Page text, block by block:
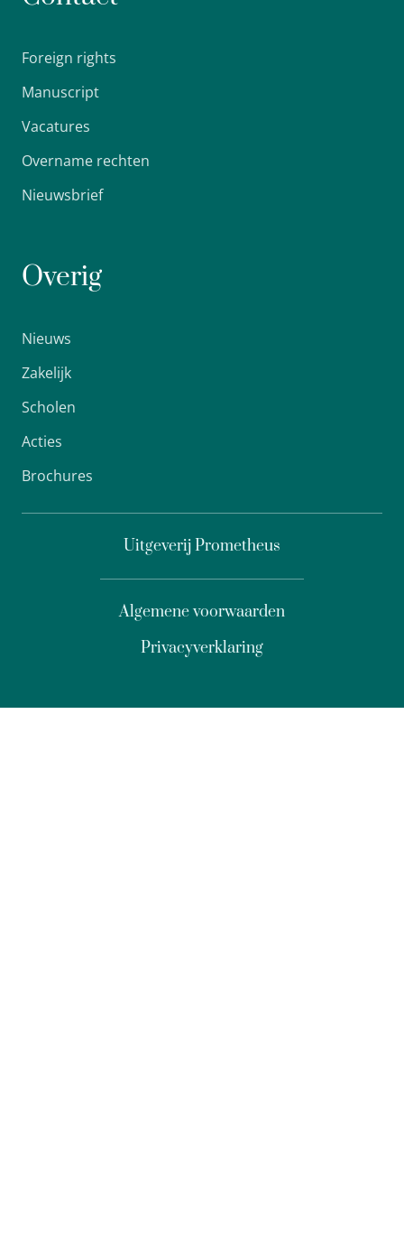
Foreign rights
Manuscript
Vacatures
Overname rechten
Nieuwsbrief
Overig
Nieuws
Zakelijk
Scholen
Acties
Brochures
Uitgeverij Prometheus
Privacyverklaring
Algemene voorwaarden